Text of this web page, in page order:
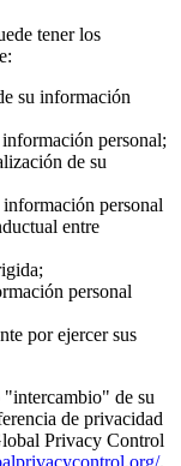
tener los
su información
personal;
de su
personal
entre
personal
por ejercer sus
"intercambio" de su
de privacidad
Privacy Control